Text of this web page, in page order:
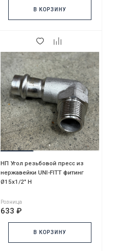
В КОРЗИНУ
НП Угол резьбовой пресс из
нержавейки UNI-FITT фитинг
Ø15x1/2" Н
Розница
633 ₽
В КОРЗИНУ